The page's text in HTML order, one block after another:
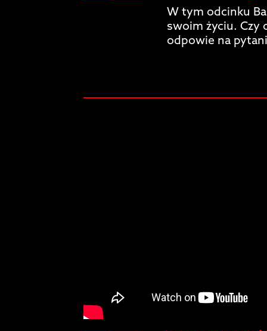
W tym odcinku
swoim życiu. Czy
odpowie na